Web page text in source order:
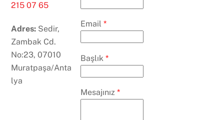
215 07 65
Adres: Sedir,
Zambak Cd.
No:23, 07010
Muratpaşa/Anta
lya
Email*
Başlık*
Mesajınız*